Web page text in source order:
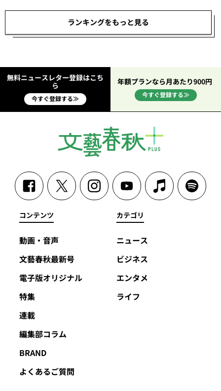
ランキングをもっと見る
無料ニュースレター登録はこち
ら
今すぐ登録する≫
年額プランなら月あたり900円
今すぐ登録する≫
コンテンツ
動画・音声
文藝春秋最新号
電子版オリジナル
特集
連載
編集部コラム
BRAND
よくあるご質問
カテゴリ
ニュース
ビジネス
エンタメ
ライフ